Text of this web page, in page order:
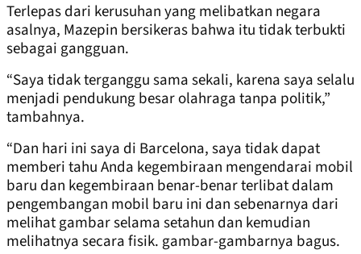
Terlepas dari kerusuhan yang melibatkan negara
asalnya, Mazepin bersikeras bahwa itu tidak terbukti
sebagai gangguan.
“Saya tidak terganggu sama sekali, karena saya selalu
menjadi pendukung besar olahraga tanpa politik,”
tambahnya.
“Dan hari ini saya di Barcelona, saya tidak dapat
memberi tahu Anda kegembiraan mengendarai mobil
baru dan kegembiraan benar-benar terlibat dalam
pengembangan mobil baru ini dan sebenarnya dari
melihat gambar selama setahun dan kemudian
melihatnya secara fisik. gambar-gambarnya bagus.